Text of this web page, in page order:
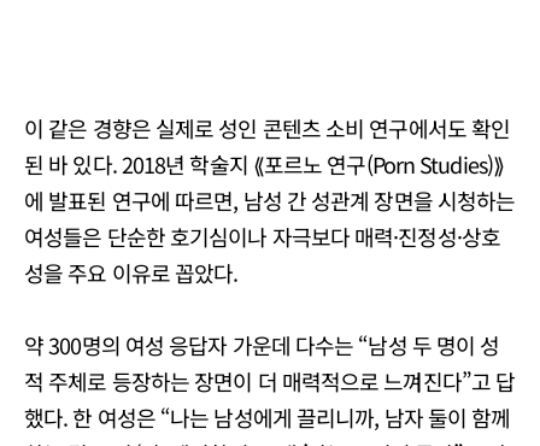
이 같은 경향은 실제로 성인 콘텐츠 소비 연구에서도 확인
된 바 있다. 2018년 학술지 ⟪포르노 연구(Porn Studies)⟫
에 발표된 연구에 따르면, 남성 간 성관계 장면을 시청하는
여성들은 단순한 호기심이나 자극보다 매력·진정성·상호
성을 주요 이유로 꼽았다.
약 300명의 여성 응답자 가운데 다수는 “남성 두 명이 성
적 주체로 등장하는 장면이 더 매력적으로 느껴진다”고 답
했다. 한 여성은 “나는 남성에게 끌리니까, 남자 둘이 함께